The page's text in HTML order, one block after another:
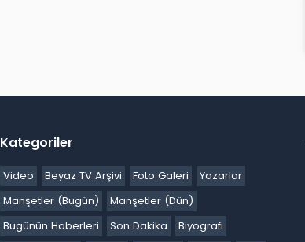
Kategoriler
Video Beyaz TV Arşivi Foto Galeri
Yazarlar
Manşetler (Bugün)
Manşetler (Dün)
Bugünün Haberleri
Son Dakika
Biyografi